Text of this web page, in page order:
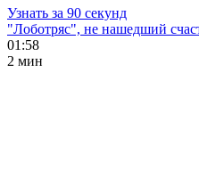
Узнать за 90 секунд
"Лоботряс", не нашедший
01:58
2 мин